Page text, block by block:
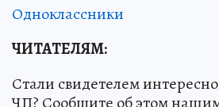
Одноклассники
ЧИТАТЕЛЯМ:
Стали свидетелем
ЧП? Сообщите об этом